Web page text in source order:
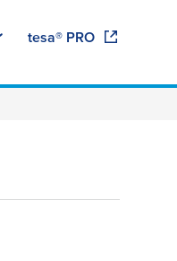
tesa® PRO